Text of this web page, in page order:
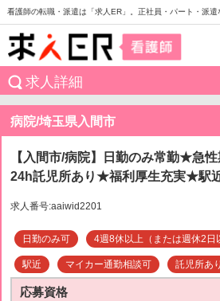
看護師の転職・派遣は「求人ER」。正社員・パート・派遣
求人詳細
病院/埼玉県入間市
【入間市/病院】日勤のみ常勤★急性
24h託児所あり★福利厚生充実★駅
求人番号:aaiwid2201
日勤のみ可 4週8休以上（または週休2日
駅近 マイカー通勤相談可 託児所あり
応募資格